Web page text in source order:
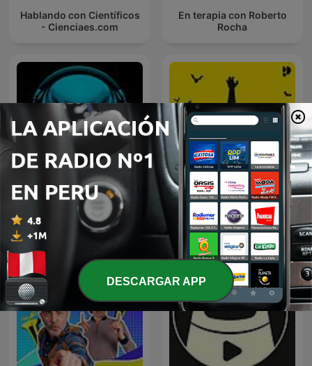
Hablando con Científicos
- Cienciaes.com
En terapia con Roberto
Rocha
Martes De Misterio Historias Perdidas
DESCARGAR APP